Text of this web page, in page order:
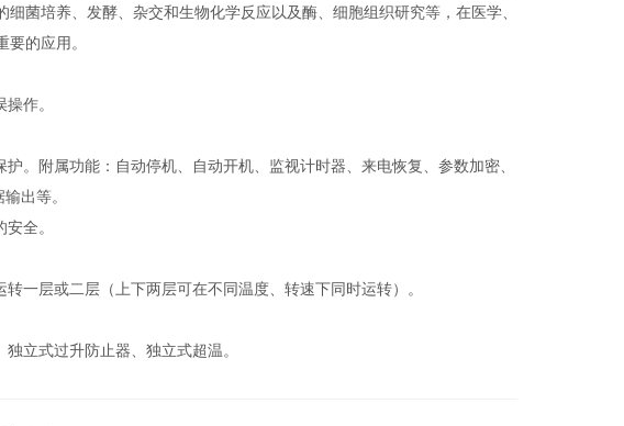
菌培养、发酵、杂交和生物化学反应以及酶、细胞组织研究等，在医学、
要的应用。
作。
。附属功能：自动停机、自动开机、监视计时器、来电恢复、参数加密、
输出等。
全。
一层或二层（上下两层可在不同温度、转速下同时运转）。
立式过升防止器、独立式超温。